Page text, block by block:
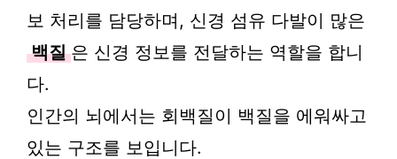
보 처리를 담당하며, 신경 섬유 다발이 많은
백질 은 신경 정보를 전달하는 역할을 합니
다.
인간의 뇌에서는 회백질이 백질을 에워싸고
있는 구조를 보입니다.